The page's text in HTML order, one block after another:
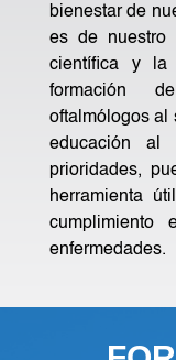
bienestar de
es de nuestro
científica y la
formación
oftalmólogos al
educación al
prioridades,
herramienta
enfermedades.